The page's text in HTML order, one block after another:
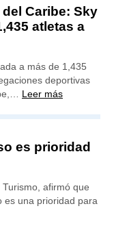
Caribe: Sky
atletas a
a más de 1,435
deportivas
Leer más
es prioridad
afirmó que
es una prioridad para